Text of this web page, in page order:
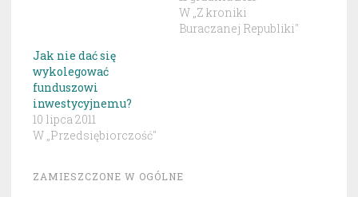
W „Z kroniki
Buraczanej Republiki"
Jak nie dać się
wykolegować
funduszowi
inwestycyjnemu?
10 lipca 2011
W „Przedsiębiorczość"
ZAMIESZCZONE W OGÓLNE